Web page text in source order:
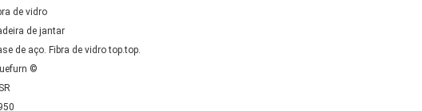
de vidro
de jantar
de aço. Fibra de vidro top.top.
©